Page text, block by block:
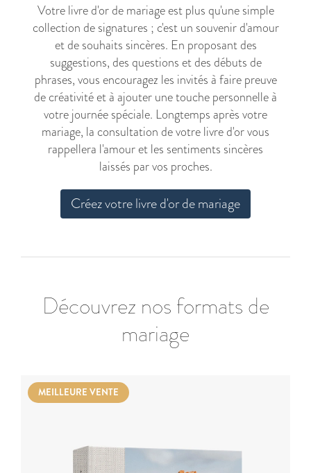
Votre livre d'or de mariage est plus qu'une simple
collection de signatures ; c'est un souvenir d'amour
et de souhaits sincères. En proposant des
suggestions, des questions et des débuts de
phrases, vous encouragez les invités à faire preuve
de créativité et à ajouter une touche personnelle à
votre journée spéciale. Longtemps après votre
mariage, la consultation de votre livre d'or vous
rappellera l'amour et les sentiments sincères
laissés par vos proches.
Créez votre livre d'or de mariage
Découvrez nos formats de
mariage
MEILLEURE VENTE